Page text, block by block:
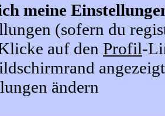
meine
(sofern du
auf den Profil-
ändern